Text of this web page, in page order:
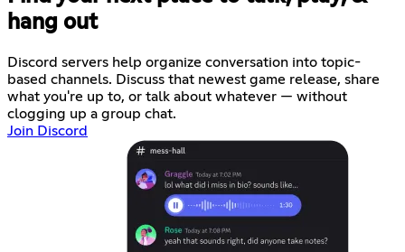
hang out
Discord servers help organize conversation into topic-
based channels. Discuss that newest game release, share
what you're up to, or talk about whatever — without
clogging up a group chat.
Join Discord